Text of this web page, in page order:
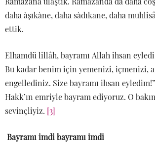
daha àşıkàne, daha sàdıkane, daha
ettik.
Elhamdü lillâh, bayramı Allah ihsan
Bu kadar benim için yemenizi, içmenizi,
engellediniz. Size bayramı ihsan
Hakk’ın emriyle bayram ediyoruz. O
sevinçliyiz. [3]
Bayramı imdi bayramı imdi